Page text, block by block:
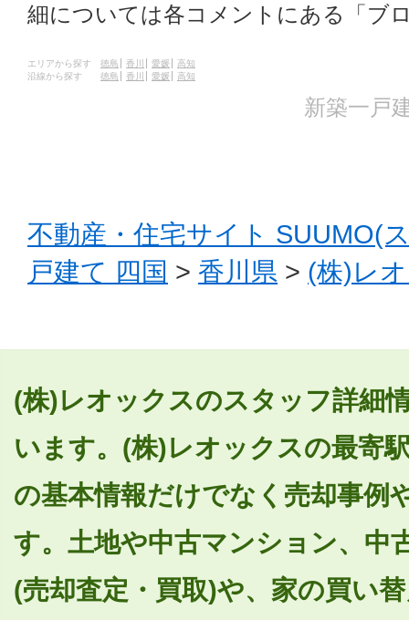
細については各コメントにある「ブ
エリアから探す 徳島 香川 愛媛
高知
沿線から探す
徳島 香川 愛媛 高知
新築一戸
不動産・住宅サイト SUUMO(
戸建て 四国 > 香川県 > (株)レ
(株)レオックスのスタッフ詳細
います。(株)レオックスの最寄
の基本情報だけでなく売却事例
す。土地や中古マンション、中
(売却査定・買取)や、家の買い